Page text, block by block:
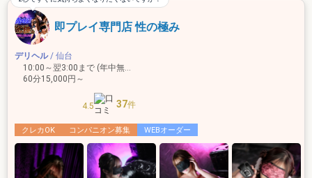
即プレイ専門店 性の極み
デリヘル/ 仙台
10:00～翌3:00まで (年中無休)
60分15,000円～
4.5 37件
クレカOK コンパニオン募集 WEBオーダー